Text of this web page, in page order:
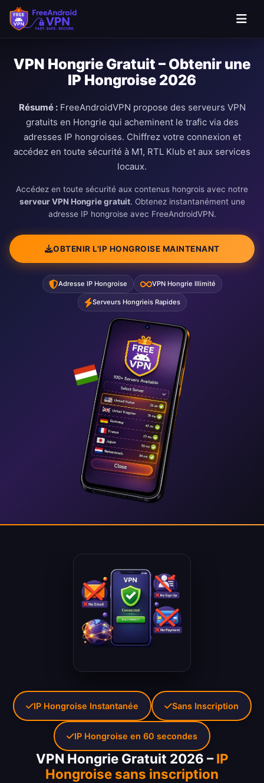
VPN Hongrie Gratuit – Obtenir une
IP Hongroise 2026
Résumé :FreeAndroidVPN propose des serveurs VPN
gratuits en Hongrie qui acheminent le trafic via des
adresses IP hongroises. Chiffrez votre connexion et
accédez en toute sécurité à M1, RTL Klub et aux services
locaux.
Accédez en toute sécurité aux contenus hongrois avec notre
serveur VPN Hongrie gratuit. Obtenez instantanément une
adresse IP hongroise avec FreeAndroidVPN.
OBTENIR L'IP HONGROISE MAINTENANT
Adresse IP Hongroise VPN Hongrie Illimité
Serveurs Hongrieis Rapides
VPN Hongrie Gratuit 2026 –IP
Hongroise sans inscription
IP Hongroise Instantanée Sans Inscription
IP Hongroise en 60 secondes